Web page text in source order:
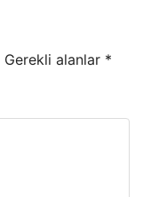
Gerekli alanlar *